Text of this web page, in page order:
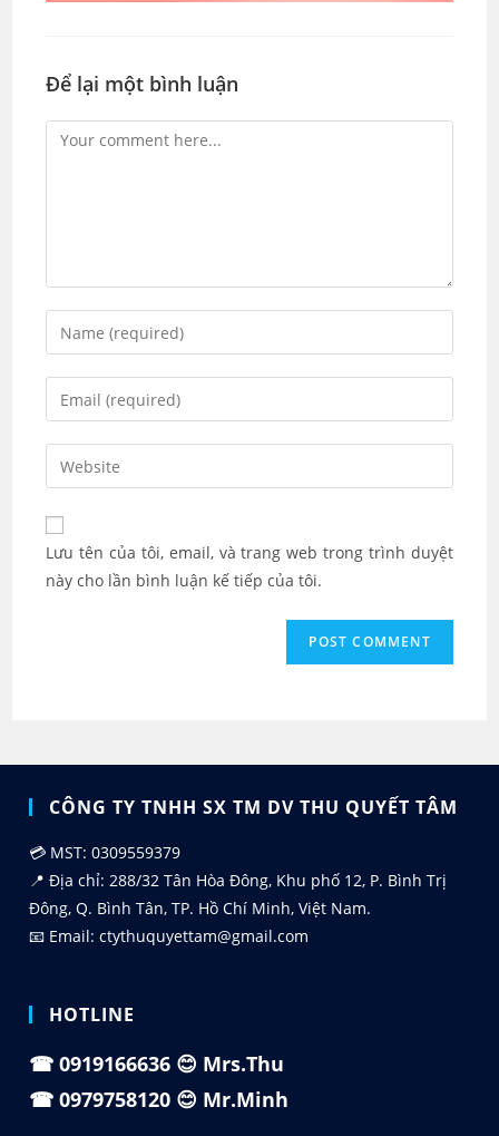
Để lại một bình luận
Comment
Enter
your
name
comment
Enter
your
email
address
comment
Enter
your
website
URL
(optional)
Lưu tên của tôi, email, và trang web trong trình duyệt
này cho lần bình luận kế tiếp của tôi.
CÔNG TY TNHH SX TM DV THU QUYẾT TÂM
💳 MST: 0309559379
📍 Địa chỉ: 288/32 Tân Hòa Đông, Khu phố 12, P. Bình Trị
Đông, Q. Bình Tân, TP. Hồ Chí Minh, Việt Nam.
📧 Email: ctythuquyettam@gmail.com
HOTLINE
☎0919166636 😊 Mrs.Thu
☎0979758120 😊 Mr.Minh